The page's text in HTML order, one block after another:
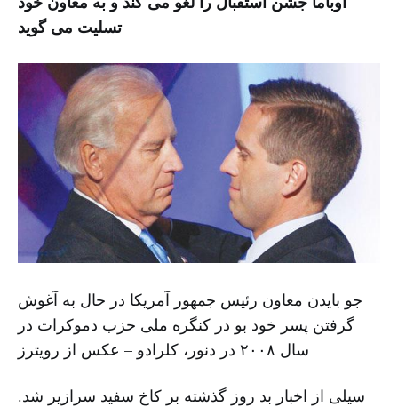
تسلیت می گوید
جو بایدن معاون رئیس جمهور آمریکا در حال به آغوش
گرفتن پسر خود بو در کنگره ملی حزب دموکرات در
سال ۲۰۰۸ در دنور، کلرادو – عکس از رویترز
سیلی از اخبار بد روز گذشته بر کاخ سفید سرازیر شد.